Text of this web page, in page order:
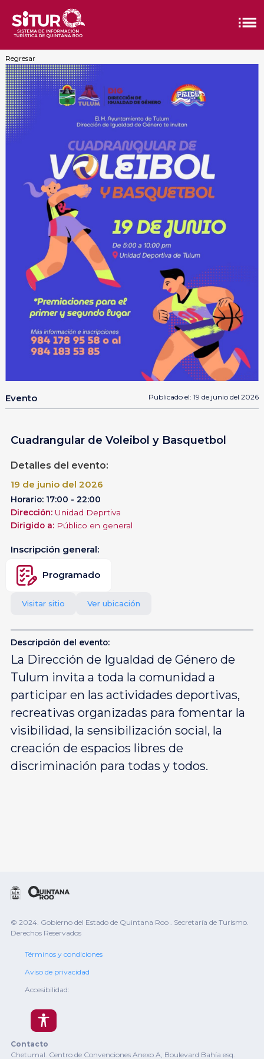
Regresar
Evento Publicado el: 19 de junio del 2026
Cuadrangular de Voleibol y Basquetbol
Detalles del evento:
19 de junio del 2026
Horario: 17:00 - 22:00
Dirección: Unidad Deprtiva
Dirigido a: Público en general
Inscripción general:
Programado
Visitar sitio Ver ubicación
Descripción del evento:
La Dirección de Igualdad de Género de
Tulum invita a toda la comunidad a
participar en las actividades deportivas,
recreativas organizadas para fomentar la
visibilidad, la sensibilización social, la
creación de espacios libres de
discriminación para todas y todos.
© 2024. Gobierno del Estado de Quintana Roo . Secretaría de Turismo.
Derechos Reservados
Términos y condiciones
Aviso de privacidad
Accesibilidad:
Contacto
Chetumal. Centro de Convenciones Anexo A, Boulevard Bahía esq.